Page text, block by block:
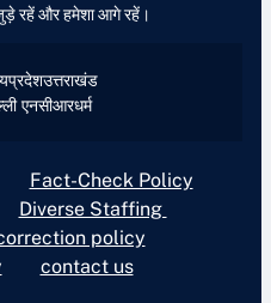
रहें और हमेशा आगे रहें।
उत्तराखंड
एनसीआरधर्म
Fact-Check Policy
Diverse Staffing
policy
contact us